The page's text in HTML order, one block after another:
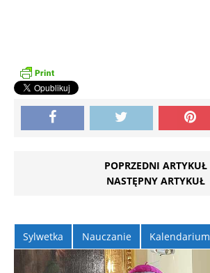
POPRZEDNI ARTYKUŁ
NASTĘPNY ARTYKUŁ
Sylwetka Nauczanie Kalendarium